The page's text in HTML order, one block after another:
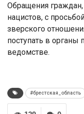
Обращения
нацистов, с
зверского
поступать в органы
ведомстве.
#брестская_область